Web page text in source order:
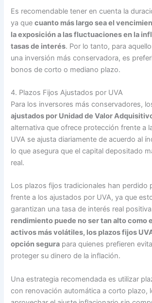
Es recomendable tener en cuenta la
ya quecuanto más largo sea el
la exposición a las fluctuaciones en la
tasas de interés. Por lo tanto, para
una inversión más conservadora, es
bonos de corto o mediano plazo.
4. Plazos Fijos Ajustados por UVA
Para los inversores más conservadores,
ajustados por Unidad de Valor
alternativa que ofrece protección frente a
UVA se ajusta diariamente de acuerdo al
lo que asegura que el capital depositado
real.
Los plazos fijos tradicionales han perdido
frente a los ajustados por UVA, ya que
garantizan una tasa de interés real
rendimiento puede no ser tan alto como
activos más volátiles, los plazos fijos
opción segura para quienes prefieren
proteger su dinero de la inflación.
Una estrategia recomendada es utilizar
con renovación automática a corto plazo,